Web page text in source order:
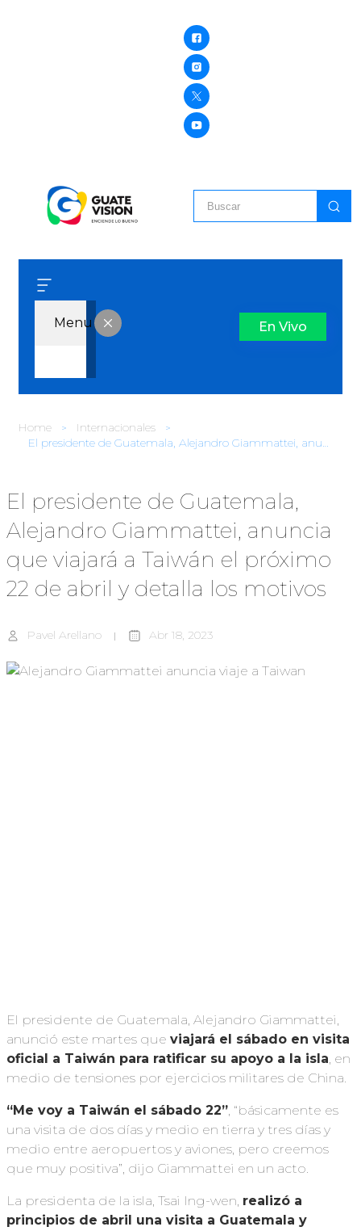
Menu En Vivo
Home
Internacionales
El presidente de Guatemala, Alejandro Giammattei, anuncia que viajará a Taiwán el próximo 22 de abril y detalla los motivos
El presidente de Guatemala,
Alejandro Giammattei, anuncia
que viajará a Taiwán el próximo
22 de abril y detalla los motivos
Pavel Arellano Abr 18, 2023
El presidente de Guatemala, Alejandro Giammattei,
anunció este martes que viajará el sábado en visita
oficial a Taiwán para ratificar su apoyo a la isla, en
medio de tensiones por ejercicios militares de China.
“Me voy a Taiwán el sábado 22”, “básicamente es
una visita de dos días y medio en tierra y tres días y
medio entre aeropuertos y aviones, pero creemos
que muy positiva”, dijo Giammattei en un acto.
La presidenta de la isla, Tsai Ing-wen, realizó a
principios de abril una visita a Guatemala y